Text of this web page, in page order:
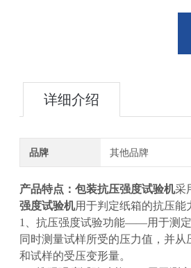
详细介绍
品牌 其他品牌
产品特点： 包装抗压强度试验机采
强度试验机用于判定纸箱的抗压能
1、抗压强度试验功能——用于测定
同时测量试样所受的压力值，并
和试样的受压变形量。